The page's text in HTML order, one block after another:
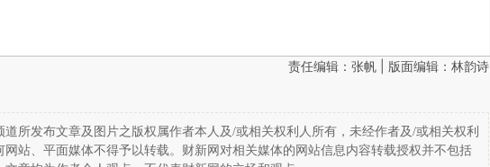
责任编辑：张帆 | 版面编辑：林韵诗
道所发布文章及图片之版权属作者本人及/或相关权利人所有，未经作者及/或相关权利
网站、平面媒体不得予以转载。财新网对相关媒体的网站信息内容转载授权并不包括